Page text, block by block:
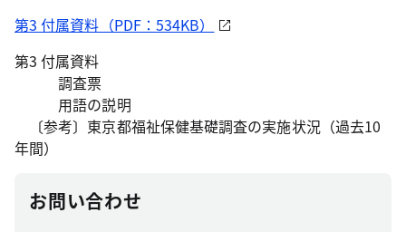
第3 付属資料（PDF：534KB）
第3 付属資料
調査票
用語の説明
〔参考〕東京都福祉保健基礎調査の実施状況（過去10
年間）
お問い合わせ